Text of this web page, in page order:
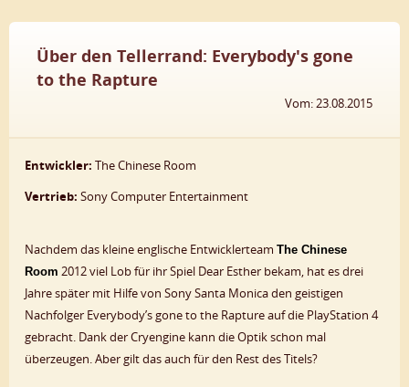
Über den Tellerrand: Everybody's gone
to the Rapture
Vom: 23.08.2015
Entwickler: The Chinese Room
Vertrieb: Sony Computer Entertainment
Nachdem das kleine englische EntwicklerteamThe Chinese
Room 2012 viel Lob für ihr Spiel Dear Esther bekam, hat es drei
Jahre später mit Hilfe von Sony Santa Monica den geistigen
Nachfolger Everybody’s gone to the Rapture auf die PlayStation 4
gebracht. Dank der Cryengine kann die Optik schon mal
überzeugen. Aber gilt das auch für den Rest des Titels?